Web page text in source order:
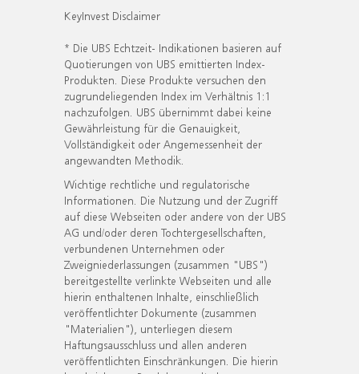
KeyInvest Disclaimer
* Die UBS Echtzeit- Indikationen basieren auf
Quotierungen von UBS emittierten Index-
Produkten. Diese Produkte versuchen den
zugrundeliegenden Index im Verhältnis 1:1
nachzufolgen. UBS übernimmt dabei keine
Gewährleistung für die Genauigkeit,
Vollständigkeit oder Angemessenheit der
angewandten Methodik.
Wichtige rechtliche und regulatorische
Informationen. Die Nutzung und der Zugriff
auf diese Webseiten oder andere von der UBS
AG und/oder deren Tochtergesellschaften,
verbundenen Unternehmen oder
Zweigniederlassungen (zusammen "UBS")
bereitgestellte verlinkte Webseiten und alle
hierin enthaltenen Inhalte, einschließlich
veröffentlichter Dokumente (zusammen
"Materialien"), unterliegen diesem
Haftungsausschluss und allen anderen
veröffentlichten Einschränkungen. Die hierin